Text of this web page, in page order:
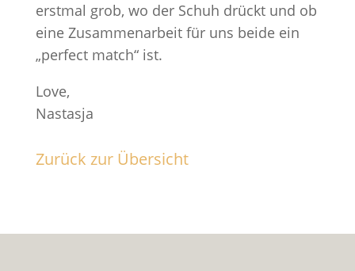
erstmal grob, wo der Schuh drückt und ob
eine Zusammenarbeit für uns beide ein
„perfect match“ ist.
Love,
Nastasja
Zurück zur Übersicht